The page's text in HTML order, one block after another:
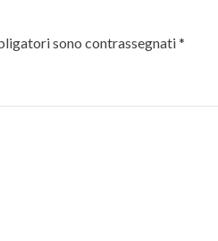
sono contrassegnati*